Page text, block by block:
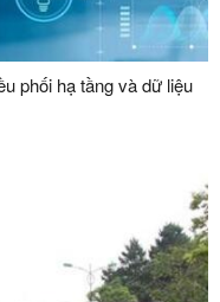
phối hạ tầng và dữ liệu